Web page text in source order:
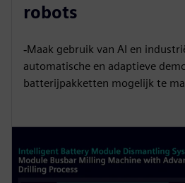
robots
‐Maak gebruik van AI en
automatische en adaptieve
batterijpakketten mogelijk te